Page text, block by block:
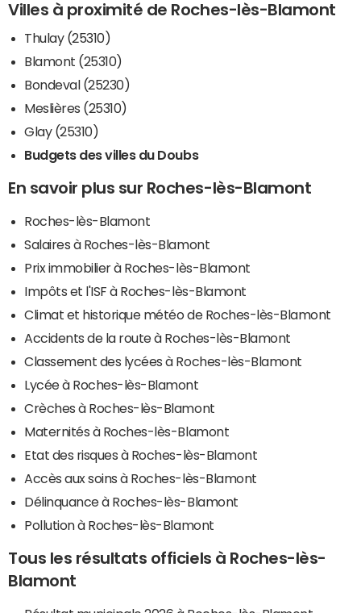
Villes à proximité de Roches-lès-Blamont
Thulay (25310)
Blamont (25310)
Bondeval (25230)
Meslières (25310)
Glay (25310)
Budgets des villes du Doubs
En savoir plus sur Roches-lès-Blamont
Roches-lès-Blamont
Salaires à Roches-lès-Blamont
Prix immobilier à Roches-lès-Blamont
Impôts et l'ISF à Roches-lès-Blamont
Climat et historique météo de Roches-lès-Blamont
Accidents de la route à Roches-lès-Blamont
Classement des lycées à Roches-lès-Blamont
Lycée à Roches-lès-Blamont
Crèches à Roches-lès-Blamont
Maternités à Roches-lès-Blamont
Etat des risques à Roches-lès-Blamont
Accès aux soins à Roches-lès-Blamont
Délinquance à Roches-lès-Blamont
Pollution à Roches-lès-Blamont
Tous les résultats officiels à Roches-lès-
Blamont